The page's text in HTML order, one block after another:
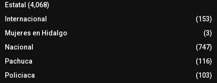
Estatal (4,068)
Internacional
(153)
Mujeres en Hidalgo
(3)
Nacional
(747)
Pachuca
(116)
Policiaca
(103)